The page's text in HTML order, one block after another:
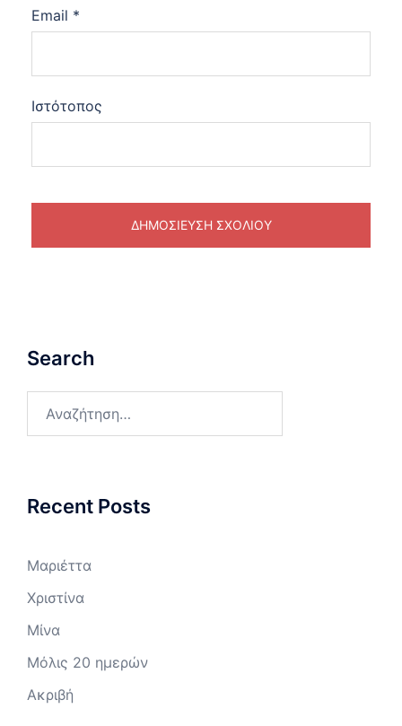
Email *
Ιστότοπος
Search
Recent Posts
Μαριέττα
Χριστίνα
Μίνα
Μόλις 20 ημερών
Ακριβή